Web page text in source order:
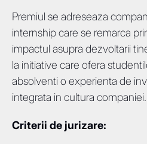
Premiul se adreseaza
internship care se remarca
impactul asupra dezvoltarii
la initiative care ofera
absolventi o experienta de
integrata in cultura companiei.
Criterii de jurizare: